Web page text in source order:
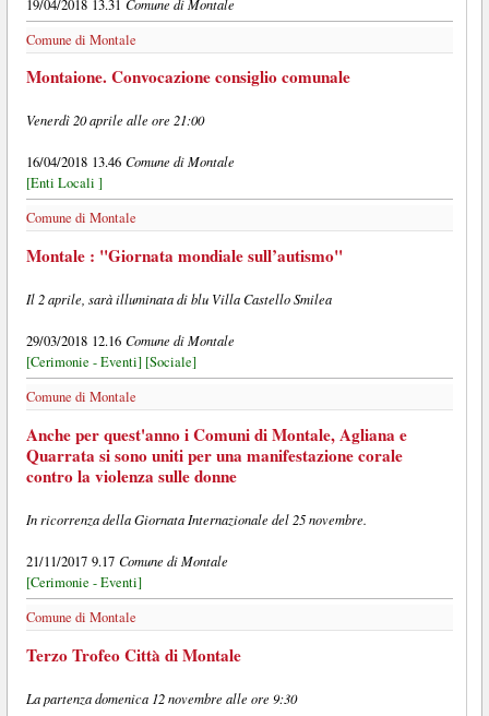
19/04/2018 13.31
Comune di Montale
Montaione. Convocazione consiglio comunale
Venerdì 20 aprile alle ore 21:00
16/04/2018 13.46 Comune di Montale
[Enti Locali ]
Comune di Montale
Montale : "Giornata mondiale sull’autismo"
Il 2 aprile, sarà illuminata di blu Villa Castello Smilea
29/03/2018 12.16 Comune di Montale
[Cerimonie - Eventi] [Sociale]
Comune di Montale
Anche per quest'anno i Comuni di Montale, Agliana e
Quarrata si sono uniti per una manifestazione corale
contro la violenza sulle donne
In ricorrenza della Giornata Internazionale del 25 novembre.
21/11/2017 9.17 Comune di Montale
[Cerimonie - Eventi]
Comune di Montale
Terzo Trofeo Città di Montale
La partenza domenica 12 novembre alle ore 9:30